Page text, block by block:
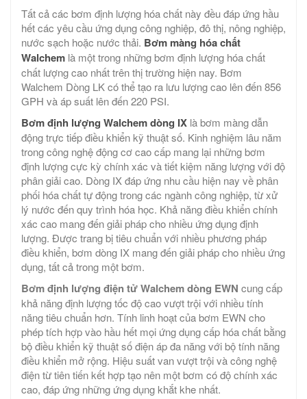
Tất cả các bơm định lượng hóa chất này đều đáp ứng hầu
hết các yêu cầu ứng dụng công nghiệp, đô thị, nông nghiệp,
nước sạch hoặc nước thải. Bơm màng hóa chất
Walchem ​​là một trong những bơm định lượng hóa chất
chất lượng cao nhất trên thị trường hiện nay. Bơm
Walchem Dòng LK có thể tạo ra lưu lượng cao lên đến 856
GPH và áp suất lên đến 220 PSI.
Bơm định lượng Walchem dòng IX là bơm màng dẫn
động trực tiếp điều khiển kỹ thuật số. Kinh nghiệm lâu năm
trong công nghệ động cơ cao cấp mang lại những bơm
định lượng cực kỳ chính xác và tiết kiệm năng lượng với độ
phân giải cao. Dòng IX đáp ứng nhu cầu hiện nay về phân
phối hóa chất tự động trong các ngành công nghiệp, từ xử
lý nước đến quy trình hóa học. Khả năng điều khiển chính
xác cao mang đến giải pháp cho nhiều ứng dụng định
lượng. Được trang bị tiêu chuẩn với nhiều phương pháp
điều khiển, bơm dòng IX mang đến giải pháp cho nhiều ứng
dụng, tất cả trong một bơm.
Bơm định lượng điện tử Walchem dòng EWN cung cấp
khả năng định lượng tốc độ cao vượt trội với nhiều tính
năng tiêu chuẩn hơn. Tính linh hoạt của bơm EWN cho
phép tích hợp vào hầu hết mọi ứng dụng cấp hóa chất bằng
bộ điều khiển kỹ thuật số điện áp đa năng với bộ tính năng
điều khiển mở rộng. Hiệu suất van vượt trội và công nghệ
điện từ tiên tiến kết hợp tạo nên một bơm có độ chính xác
cao, đáp ứng những ứng dụng khắt khe nhất.